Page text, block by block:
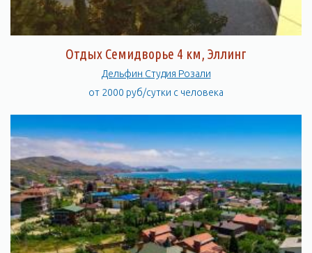
Отдых Семидворье 4 км, Эллинг
Дельфин Студия Розали
от 2000 руб/сутки с человека